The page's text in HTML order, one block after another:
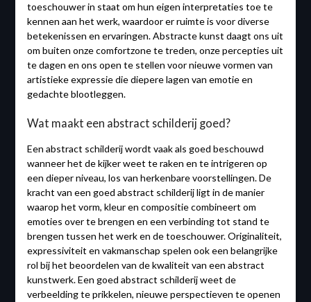
toeschouwer in staat om hun eigen interpretaties toe te
kennen aan het werk, waardoor er ruimte is voor diverse
betekenissen en ervaringen. Abstracte kunst daagt ons uit
om buiten onze comfortzone te treden, onze percepties uit
te dagen en ons open te stellen voor nieuwe vormen van
artistieke expressie die diepere lagen van emotie en
gedachte blootleggen.
Wat maakt een abstract schilderij goed?
Een abstract schilderij wordt vaak als goed beschouwd
wanneer het de kijker weet te raken en te intrigeren op
een dieper niveau, los van herkenbare voorstellingen. De
kracht van een goed abstract schilderij ligt in de manier
waarop het vorm, kleur en compositie combineert om
emoties over te brengen en een verbinding tot stand te
brengen tussen het werk en de toeschouwer. Originaliteit,
expressiviteit en vakmanschap spelen ook een belangrijke
rol bij het beoordelen van de kwaliteit van een abstract
kunstwerk. Een goed abstract schilderij weet de
verbeelding te prikkelen, nieuwe perspectieven te openen